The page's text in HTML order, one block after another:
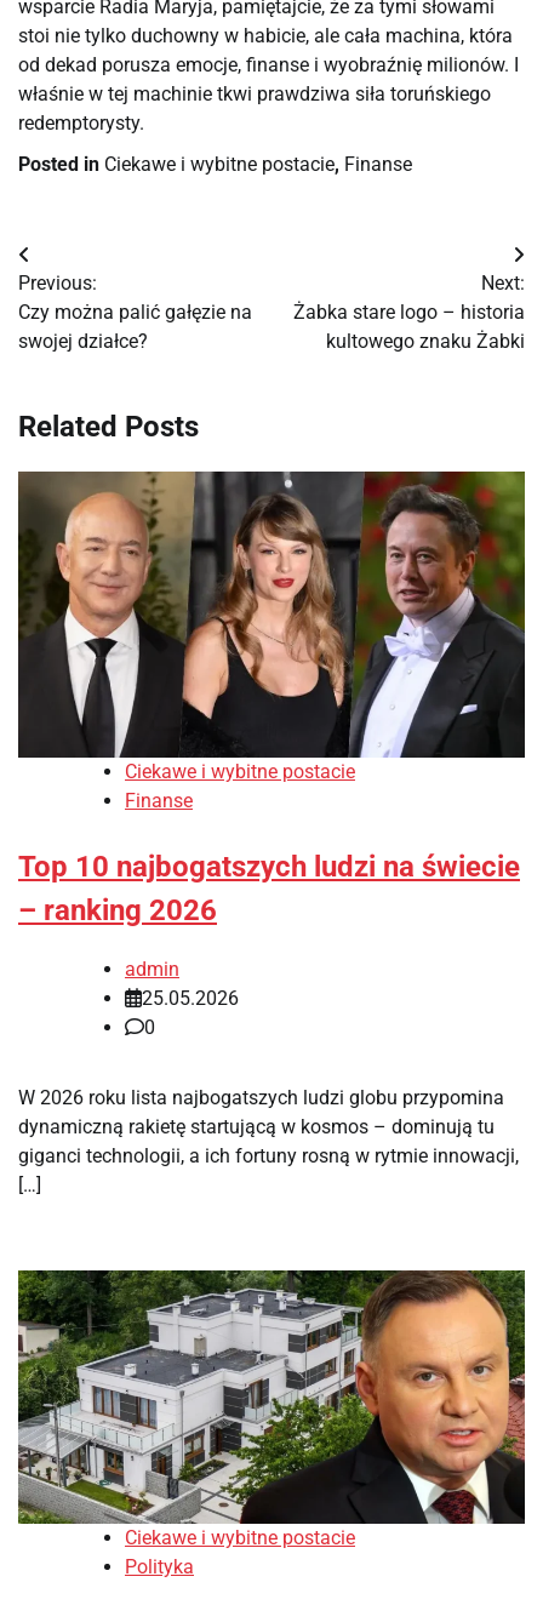
wsparcie Radia Maryja, pamiętajcie, że za tymi słowami
stoi nie tylko duchowny w habicie, ale cała machina, która
od dekad porusza emocje, finanse i wyobraźnię milionów. I
właśnie w tej machinie tkwi prawdziwa siła toruńskiego
redemptorysty.
Posted in Ciekawe i wybitne postacie, Finanse
Nawigacja
wpisu
Previous:
Czy można palić gałęzie na
swojej działce?
Next:
Żabka stare logo – historia
kultowego znaku Żabki
Related Posts
Ciekawe i wybitne postacie
Finanse
Top 10 najbogatszych ludzi na świecie
– ranking 2026
admin
25.05.2026
0
W 2026 roku lista najbogatszych ludzi globu przypomina
dynamiczną rakietę startującą w kosmos – dominują tu
giganci technologii, a ich fortuny rosną w rytmie innowacji,
[…]
Ciekawe i wybitne postacie
Polityka